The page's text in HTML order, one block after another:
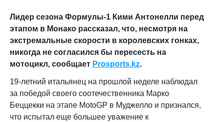
Лидер сезона Формулы-1 Кими Антонелли перед
этапом в Монако рассказал, что, несмотря на
экстремальные скорости в королевских гонках,
никогда не согласился бы пересесть на
мотоцикл, сообщает Prosports.kz.
19-летний итальянец на прошлой неделе наблюдал
за победой своего соотечественника Марко
Беццекки на этапе MotoGP в Муджелло и признался,
что испытал еще большее уважение к